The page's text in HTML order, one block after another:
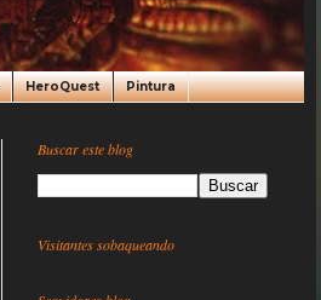
HeroQuest Pintura
Buscar este blog
Visitantes sobaqueando